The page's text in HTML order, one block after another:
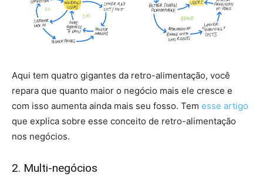
Aqui tem quatro gigantes da retro-alimentação, você
repara que quanto maior o negócio mais ele cresce e
com isso aumenta ainda mais seu fosso. Tem esse artigo
que explica sobre esse conceito de retro-alimentação
nos negócios.
2. Multi-negócios